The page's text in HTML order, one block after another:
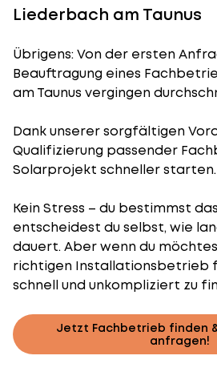
Liederbach am Taunus
Übrigens: Von der ersten
Beauftragung eines
am Taunus vergingen
Dank unserer sorgfältigen
Qualifizierung passender
Solarprojekt schneller starten.
Kein Stress – du bestimmst
entscheidest du selbst, wie
dauert. Aber wenn du
richtigen Installationsbetrieb
schnell und unkompliziert zu
Jetzt Fachbetrieb finden
anfragen!